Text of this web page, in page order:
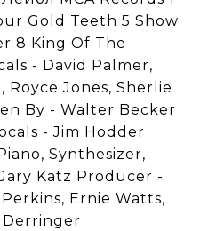
Gold Teeth 5 Show
8 King Of The
- David Palmer,
Jones, Sherlie
By - Walter Becker
- Jim Hodder
Synthesizer,
Katz Producer -
Ernie Watts,
Derringer